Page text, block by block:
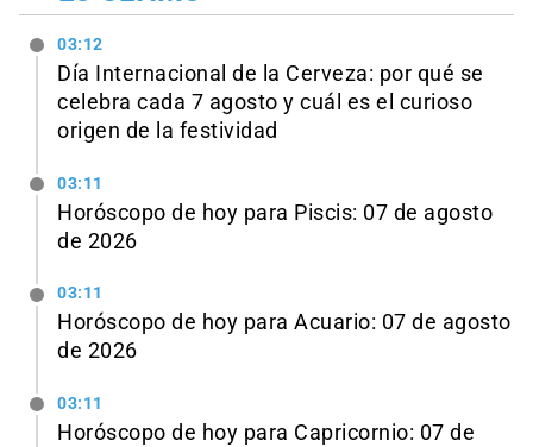
03:12
Día Internacional de la Cerveza: por qué se
celebra cada 7 agosto y cuál es el curioso
origen de la festividad
03:11
Horóscopo de hoy para Piscis: 07 de agosto
de 2026
03:11
Horóscopo de hoy para Acuario: 07 de agosto
de 2026
03:11
Horóscopo de hoy para Capricornio: 07 de